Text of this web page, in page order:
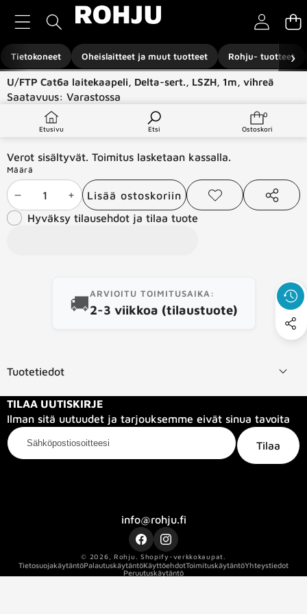
Tietokoneet Oheislaitteet ja muut tuotteet Rohju- tuotteet
›
Etusivu Etsi
0
0
Ostoskori
Siirry tuotetietoihin
U/FTP Cat6a laitekaapeli, Delta-sert., LSZH, 1m, vihreä
Saatavuus: Varastossa
Tuotetyyppi:
Verot sisältyvät. Toimitus lasketaan kassalla.
Määrä
Vähennä
määrää
Lisää
määrää
Lisää ostoskoriin
Lisää
toivelistaan
Jaa
Hyväksy tilausehdot ja tilaa tuote
🚚ARVIOITU TOIMITUSAIKA:
2-3 viikkoa (tilaustuote)
Tuotetiedot
TILAA UUTISKIRJE
Ilman sitä uutuudet ja tarjouksemme eivät sinua tavoita
Sähköpostiosoitteesi
Tilaa
info@rohju.fi
FacebookInstagram
© 2026, Rohju Shopify-verkkokaupat.
TietosuojakäytäntöPalautuskäytäntöKäyttöehdotToimituskäytäntöYhteystiedot
Peruutuskäytäntö